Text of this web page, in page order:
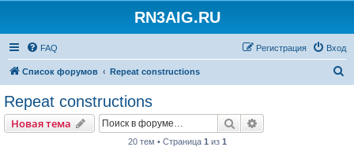
RN3AIG.RU
FAQ Вход
Регистрация
Список форумов Repeat constructions
Repeat constructions
Новая тема Поиск
20 тем • Страница 1 из 1